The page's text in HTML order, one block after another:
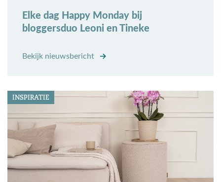
Elke dag Happy Monday bij
bloggersduo Leoni en Tineke
Bekijk nieuwsbericht
INSPIRATIE